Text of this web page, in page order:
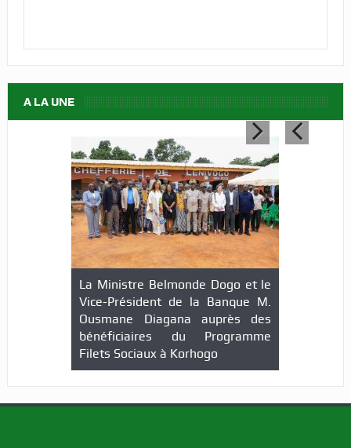
A LA UNE
La Ministre Belmonde Dogo et le
Vice-Président de la Banque M.
Ousmane Diagana auprès des
bénéficiaires du Programme
Filets Sociaux à Korhogo